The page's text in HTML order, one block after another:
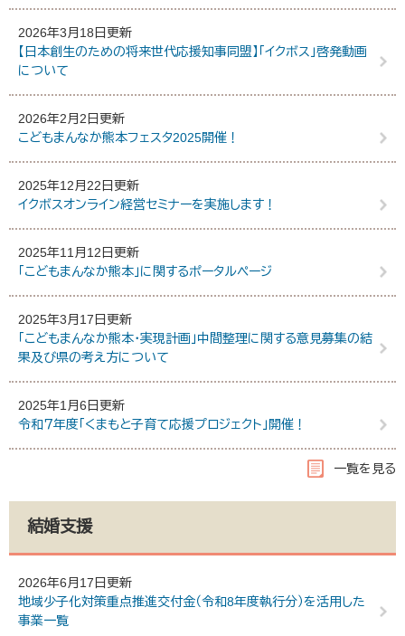
2026年3月18日更新
【日本創生のための将来世代応援知事同盟】「イクボス」啓発動画
について
2026年2月2日更新
こどもまんなか熊本フェスタ2025開催！
2025年12月22日更新
イクボスオンライン経営セミナーを実施します！
2025年11月12日更新
「こどもまんなか熊本」に関するポータルページ
2025年3月17日更新
「こどもまんなか熊本・実現計画」中間整理に関する意見募集の結
果及び県の考え方について
2025年1月6日更新
令和７年度「くまもと子育て応援プロジェクト」開催！
一覧を見る
結婚支援
2026年6月17日更新
地域少子化対策重点推進交付金（令和8年度執行分）を活用した
事業一覧